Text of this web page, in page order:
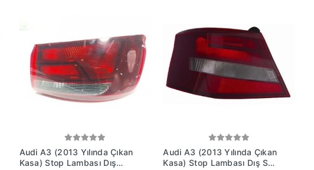
Audi A3 (2013 Yılında Çıkan
Kasa) Stop Lambası Dış
Audi A3 (2013 Yılında Çıkan
Kasa) Stop Lambası Dış Sol